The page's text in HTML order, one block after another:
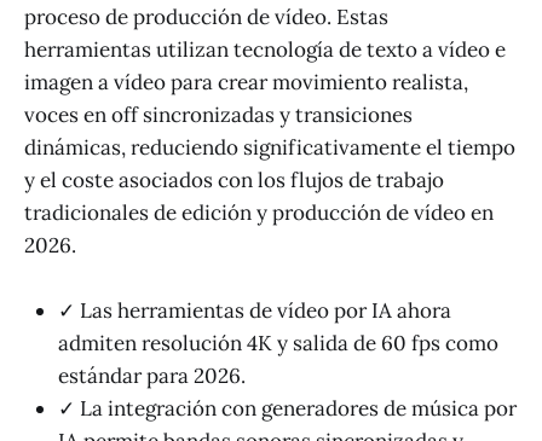
proceso de producción de vídeo. Estas
herramientas utilizan tecnología de texto a vídeo e
imagen a vídeo para crear movimiento realista,
voces en off sincronizadas y transiciones
dinámicas, reduciendo significativamente el tiempo
y el coste asociados con los flujos de trabajo
tradicionales de edición y producción de vídeo en
2026.
✓ Las herramientas de vídeo por IA ahora
admiten resolución 4K y salida de 60 fps como
estándar para 2026.
✓ La integración con generadores de música por